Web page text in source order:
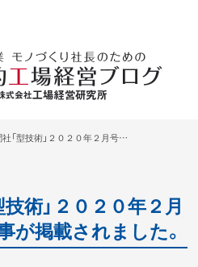
日刊工業新聞社「型技術」２０２０年２月号に伊藤の連載記事が掲載されました。
術」２０２０年２月
が掲載されました。